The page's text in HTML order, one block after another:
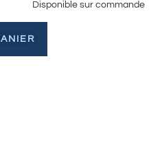
Disponible sur commande